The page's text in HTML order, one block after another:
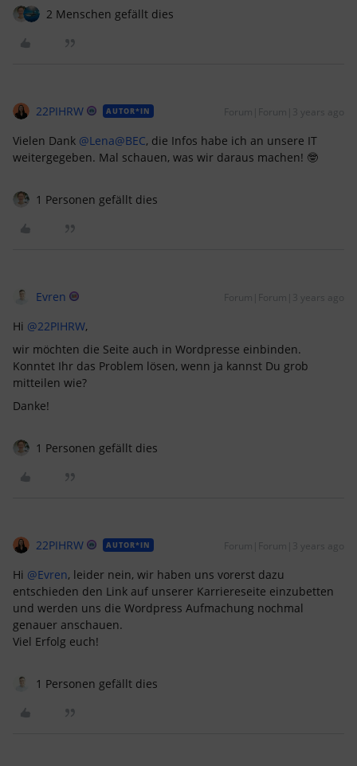
2 Menschen gefällt dies
22PIHRW AUTOR*IN Forum|Forum|3 years ago
Vielen Dank @Lena@BEC, die Infos habe ich an unsere IT
weitergegeben. Mal schauen, was wir daraus machen! 🤓
1 Personen gefällt dies
Evren Forum|Forum|3 years ago
Hi @22PIHRW,
wir möchten die Seite auch in Wordpresse einbinden.
Konntet Ihr das Problem lösen, wenn ja kannst Du grob
mitteilen wie?
Danke!
1 Personen gefällt dies
22PIHRW AUTOR*IN Forum|Forum|3 years ago
Hi @Evren, leider nein, wir haben uns vorerst dazu
entschieden den Link auf unserer Karriereseite einzubetten
und werden uns die Wordpress Aufmachung nochmal
genauer anschauen.
Viel Erfolg euch!
1 Personen gefällt dies